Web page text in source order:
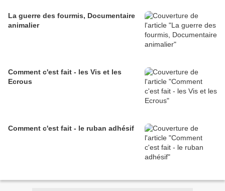
La guerre des fourmis, Documentaire
animalier
Comment c'est fait - les Vis et les
Ecrous
Comment c'est fait - le ruban adhésif